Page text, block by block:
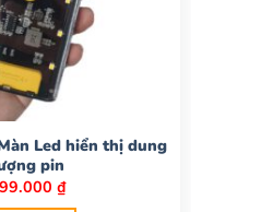
Led hiển thị dung
pin
₫